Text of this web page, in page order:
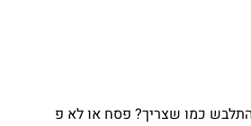
כמו שצריך? פסח או לא פ